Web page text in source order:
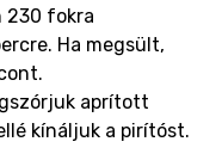
230 fokra
Ha megsült,
aprított
kínáljuk a pirítóst.